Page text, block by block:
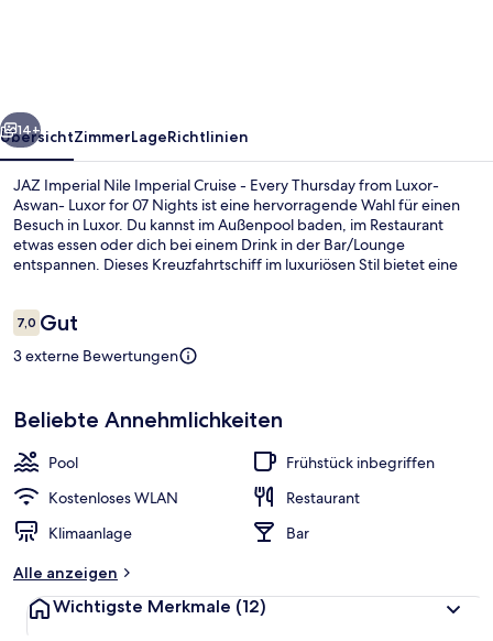
Every
Thursday
from
Luxor-
Aswan-
for
07
Weiter
14+
ÜbersichtZimmerLageRichtlinien
JAZ Imperial Nile Imperial Cruise - Every Thursday from Luxor-
Aswan- Luxor for 07 Nights ist eine hervorragende Wahl für einen
Besuch in Luxor. Du kannst im Außenpool baden, im Restaurant
etwas essen oder dich bei einem Drink in der Bar/Lounge
entspannen. Dieses Kreuzfahrtschiff im luxuriösen Stil bietet eine
Bewertungen
7,07,0 von 10.
Gut
3 externe Bewertungen
Beliebte Annehmlichkeiten
Pool
Frühstück inbegriffen
Kostenloses WLAN
Restaurant
Klimaanlage
Bar
Alle anzeigen
Wichtigste Merkmale (12)